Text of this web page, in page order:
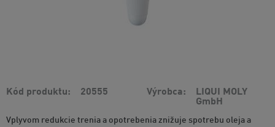
Kód produktu 20555 Výrobca
LIQUI MOLY
GmbH
Vplyvom redukcie trenia a opotrebenia znižuje spotrebu oleja a